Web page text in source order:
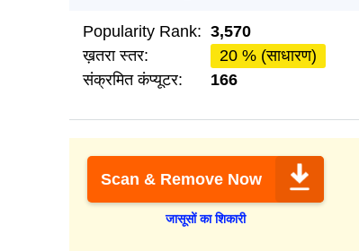
Popularity Rank: 3,570
ख़तरा स्तर:
20 % (साधारण)
संक्रमित कंप्यूटर:
166
Scan & Remove Now
जासूसों का शिकारी